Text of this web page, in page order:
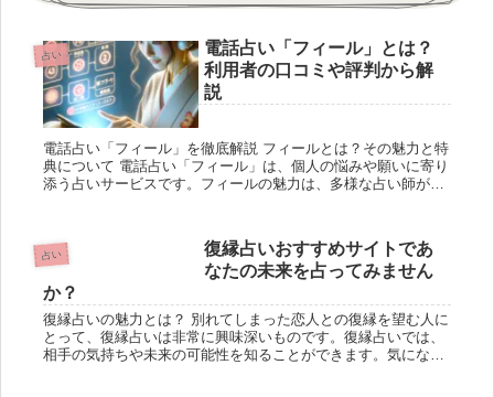
占い
電話占い「フィール」とは？
利用者の口コミや評判から解
説
電話占い「フィール」を徹底解説 フィールとは？その魅力と特
典について 電話占い「フィール」は、個人の悩みや願いに寄り
添う占いサービスです。フィールの魅力は、多様な占い師が在
占い
復縁占いおすすめサイトであ
なたの未来を占ってみません
か？
復縁占いの魅力とは？ 別れてしまった恋人との復縁を望む人に
とって、復縁占いは非常に興味深いものです。復縁占いでは、
相手の気持ちや未来の可能性を知ることができます。気になる